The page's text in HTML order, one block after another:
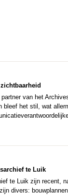
van het
het stil, wat
te Luik
te Luik zijn recent,
divers: